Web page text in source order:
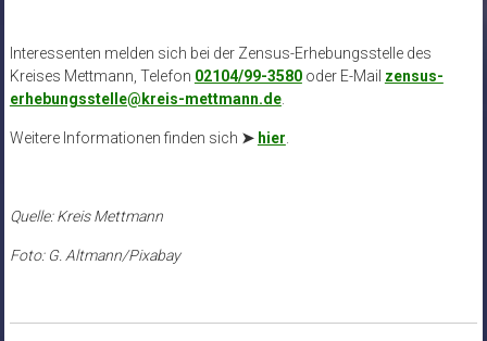
Interessenten melden sich bei der Zensus-Erhebungsstelle des
Kreises Mettmann, Telefon 02104/99-3580oder E-Mail zensus-
erhebungsstelle@kreis-mettmann.de.
Weitere Informationen finden sich ➤ hier
Quelle: Kreis Mettmann
Foto: G. Altmann/Pixabay